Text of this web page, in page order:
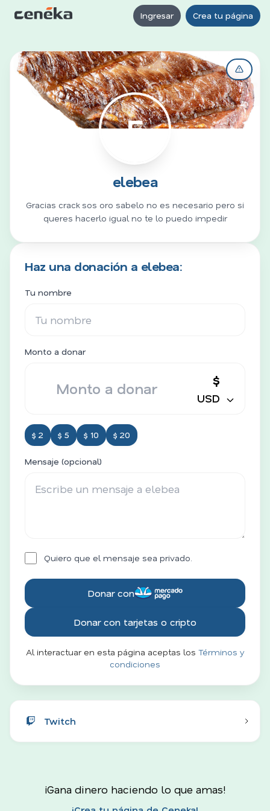
Ingresar Crea tu página
E
elebea
Gracias crack sos oro sabelo no es necesario pero si
queres hacerlo igual no te lo puedo impedir
Haz una donación a elebea:
Tu nombre
Monto a donar
$
USD
$ 2 $ 5 $ 10 $ 20
Mensaje (opcional)
Quiero que el mensaje sea privado.
Donar con
Donar con tarjetas o cripto
Al interactuar en esta página aceptas los Términos y
condiciones
Twitch
¡Gana dinero haciendo lo que amas!